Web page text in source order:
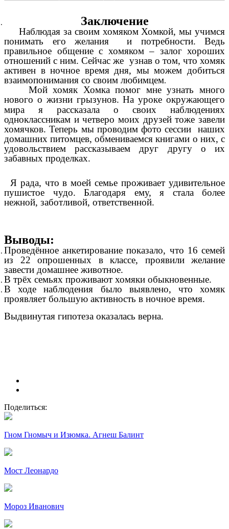
Заключение
Наблюдая за своим хомяком Хомкой, мы учимся
понимать его желания и потребности. Ведь
правильное общение с хомяком – залог хороших
отношений с ним. Сейчас же узнав о том, что хомяк
активен в ночное время дня, мы можем добиться
взаимопонимания со своим любимцем.
Мой хомяк Хомка помог мне узнать много
нового о жизни грызунов. На уроке окружающего
мира я рассказала о своих наблюдениях
одноклассникам и четверо моих друзей тоже завели
хомячков. Теперь мы проводим фото сессии наших
домашних питомцев, обмениваемся книгами о них, с
удовольствием рассказываем друг другу о их
забавных проделках.
Я рада, что в моей семье проживает удивительное
пушистое чудо. Благодаря ему, я стала более
нежной, заботливой, ответственной.
Выводы:
Проведённое анкетирование показало, что 16 семей
из 22 опрошенных в классе, проявили желание
завести домашнее животное.
В трёх семьях проживают хомяки обыкновенные.
В ходе наблюдения было выявлено, что хомяк
проявляет большую активность в ночное время.
Выдвинутая гипотеза оказалась верна.
Поделиться:
Гном Гномыч и Изюмка. Агнеш Балинт
Мост Леонардо
Мороз Иванович